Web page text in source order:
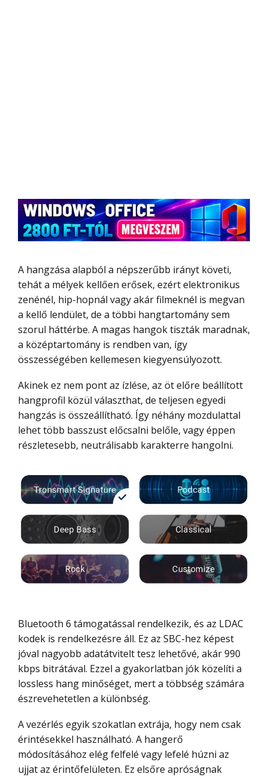
A hangzása alapból a népszerűbb irányt követi,
tehát a mélyek kellően erősek, ezért elektronikus
zenénél, hip-hopnál vagy akár filmeknél is megvan
a kellő lendület, de a többi hangtartomány sem
szorul háttérbe. A magas hangok tiszták maradnak,
a középtartomány is rendben van, így
összességében kellemesen kiegyensúlyozott.
Akinek ez nem pont az ízlése, az öt előre beállított
hangprofil közül választhat, de teljesen egyedi
hangzás is összeállítható. Így néhány mozdulattal
lehet több basszust előcsalni belőle, vagy éppen
részletesebb, neutrálisabb karakterre hangolni.
Bluetooth 6 támogatással rendelkezik, és az LDAC
kodek is rendelkezésre áll. Ez az SBC-hez képest
jóval nagyobb adatátvitelt tesz lehetővé, akár 990
kbps bitrátával. Ezzel a gyakorlatban jók közelíti a
lossless hang minőséget, mert a többség számára
észrevehetetlen a különbség.
A vezérlés egyik szokatlan extrája, hogy nem csak
érintésekkel használható. A hangerő
módosításához elég felfelé vagy lefelé húzni az
ujjat az érintőfelületen. Ez elsőre apróságnak